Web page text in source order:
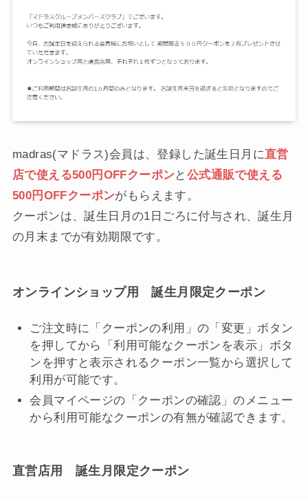
madras(マドラス)会員は、登録した誕生日月に直営
店で使える500円OFFクーポンと 公式通販で使える
500円OFFクーポンがもらえます。
クーポンは、誕生日月の1日ごろに付与され、誕生月
の月末までが有効期限です。
オンラインショップ用 誕生月限定クーポン
ご注文時に「クーポンの利用」の「変更」ボタン
を押してから「利用可能なクーポンを表示」ボタ
ンを押すと表示されるクーポン一覧から選択して
利用が可能です。
会員マイページの「クーポンの確認」のメニュー
から利用可能なクーポンの有無が確認できます。
直営店用 誕生月限定クーポン